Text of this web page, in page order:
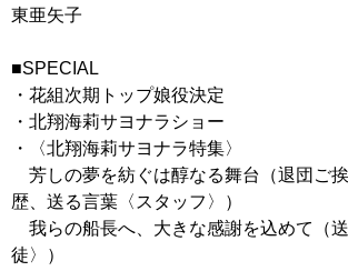
東亜矢子
■SPECIAL
・花組次期トップ娘役決定
・北翔海莉サヨナラショー
・〈北翔海莉サヨナラ特集〉
芳しの夢を紡ぐは醇なる舞台（退団ご
歴、送る言葉〈スタッフ〉）
我らの船長へ、大きな感謝を込めて（
徒〉）